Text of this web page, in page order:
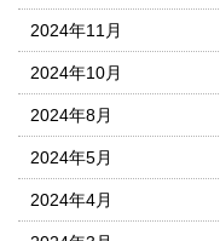
2024年11月
2024年10月
2024年8月
2024年5月
2024年4月